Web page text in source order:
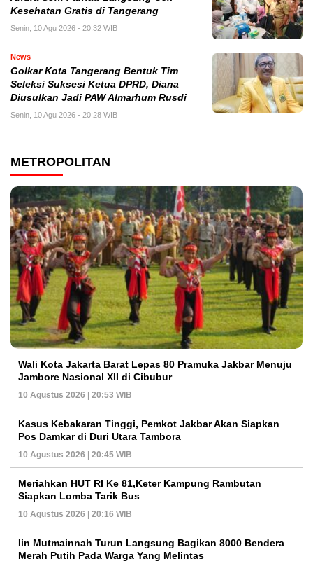
Kesehatan Gratis di Tangerang
Senin, 10 Agu 2026 - 20:32 WIB
News
Golkar Kota Tangerang Bentuk Tim
Seleksi Suksesi Ketua DPRD, Diana
Diusulkan Jadi PAW Almarhum Rusdi
Senin, 10 Agu 2026 - 20:28 WIB
METROPOLITAN
Wali Kota Jakarta Barat Lepas 80 Pramuka Jakbar Menuju
Jambore Nasional XII di Cibubur
10 Agustus 2026 | 20:53 WIB
Kasus Kebakaran Tinggi, Pemkot Jakbar Akan Siapkan
Pos Damkar di Duri Utara Tambora
10 Agustus 2026 | 20:45 WIB
Meriahkan HUT RI Ke 81,Keter Kampung Rambutan
Siapkan Lomba Tarik Bus
10 Agustus 2026 | 20:16 WIB
Iin Mutmainnah Turun Langsung Bagikan 8000 Bendera
Merah Putih Pada Warga Yang Melintas